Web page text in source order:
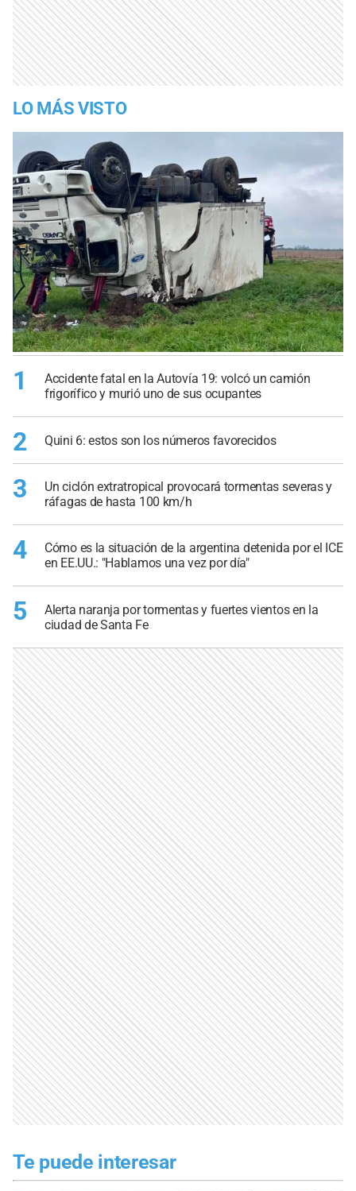
LO MÁS VISTO
1
Accidente fatal en la Autovía 19: volcó un camión
frigorífico y murió uno de sus ocupantes
2 Quini 6: estos son los números favorecidos
3
Un ciclón extratropical provocará tormentas severas y
ráfagas de hasta 100 km/h
4
Cómo es la situación de la argentina detenida por el ICE
en EE.UU.: "Hablamos una vez por día"
5
Alerta naranja por tormentas y fuertes vientos en la
ciudad de Santa Fe
Te puede interesar